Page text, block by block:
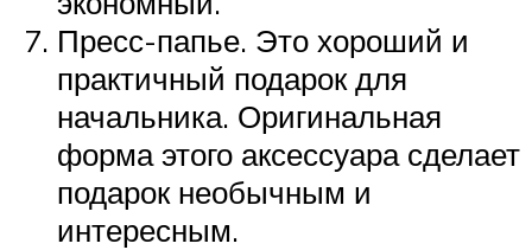
Пресс-папье. Это хороший и
практичный подарок для
начальника. Оригинальная
форма этого аксессуара сделает
подарок необычным и
интересным.